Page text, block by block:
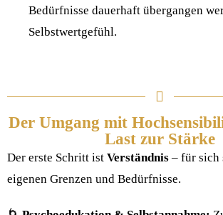
Bedürfnisse dauerhaft übergangen
Selbstwertgefühl.
Der Umgang mit
Last zur Stärke
Der erste Schritt ist Verständnis – für sich
eigenen Grenzen und Bedürfnisse.